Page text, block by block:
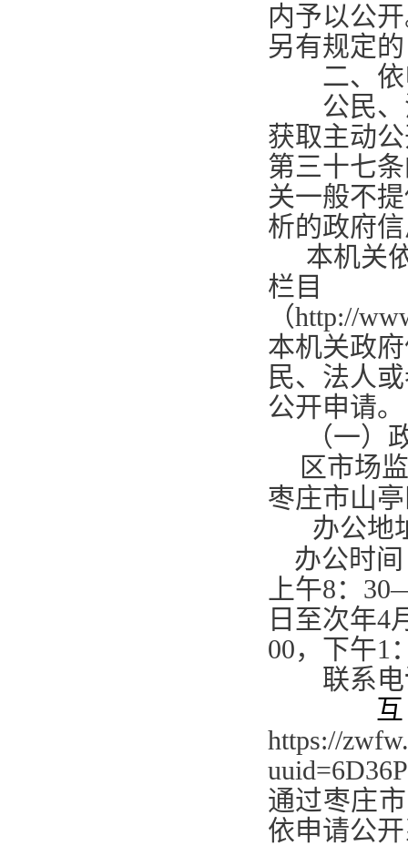
内予以公
另有规定
二、依
公民、
获取主动
第三十七
关一般不
析的政府
本机关
栏目
（http://
本机关政
民、法人
公开申请。
（一）
区市场
枣庄市山
办公地
办公时
上午8：
日至次年4
00，下午1
联系电
https://
通过枣庄
依申请公